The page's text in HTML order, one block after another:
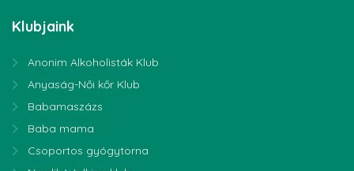
Klubjaink
Anonim Alkoholisták Klub
Anyaság-Női kőr Klub
Babamaszázs
Baba mama
Csoportos gyógytorna